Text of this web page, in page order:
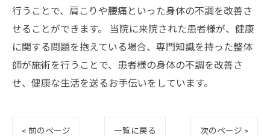
行うことで、肩こりや腰痛といった身体の不調を改善さ
せることができます。 当院に来院された患者様が、健康
に関する問題を抱えている場合、専門知識を持った整体
師が施術を行うことで、患者様の身体の不調を改善さ
せ、健康な生活を送るお手伝いをしています。
< 前のページ 一覧に戻る 次のページ >